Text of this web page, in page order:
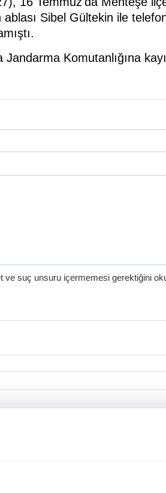
ablası Sibel Gültekin ile
Komutanlığına
suç unsuru içermemesi gerektiğini